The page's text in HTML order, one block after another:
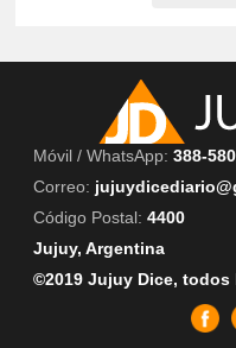
Móvil / WhatsApp: 388-
Correo:
Código Postal: 4400
Jujuy, Argentina
©2019 Jujuy Dice,